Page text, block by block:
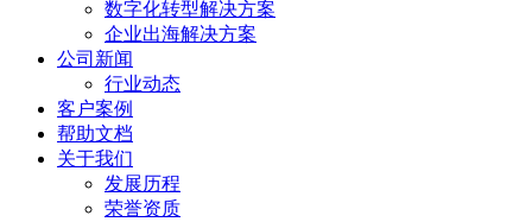
数字化转型解决方案
企业出海解决方案
公司新闻
行业动态
客户案例
帮助文档
关于我们
发展历程
荣誉资质